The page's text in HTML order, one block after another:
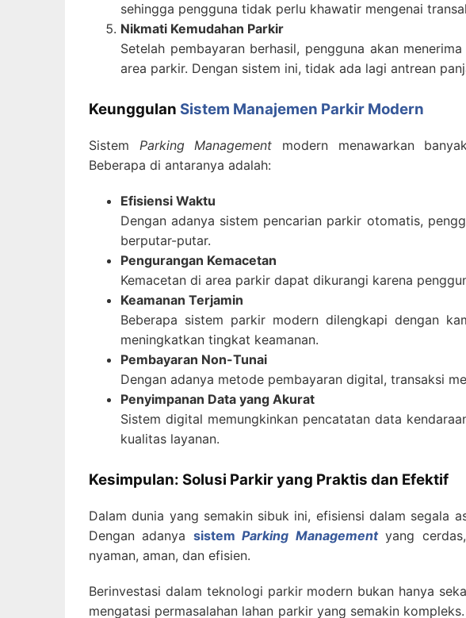
sehingga pengguna tidak perlu khawatir mengenai
Nikmati Kemudahan Parkir
Setelah pembayaran berhasil, pengguna akan
area parkir. Dengan sistem ini, tidak ada lagi antrean
Keunggulan Sistem Manajemen Parkir Modern
Sistem Parking Management modern menawarkan
Beberapa di antaranya adalah:
Efisiensi Waktu
Dengan adanya sistem pencarian parkir otomatis,
berputar-putar.
Pengurangan Kemacetan
Kemacetan di area parkir dapat dikurangi karena
Keamanan Terjamin
Beberapa sistem parkir modern dilengkapi dengan
meningkatkan tingkat keamanan.
Pembayaran Non-Tunai
Dengan adanya metode pembayaran digital, transaksi
Penyimpanan Data yang Akurat
Sistem digital memungkinkan pencatatan data
kualitas layanan.
Kesimpulan: Solusi Parkir yang Praktis dan Efektif
Dalam dunia yang semakin sibuk ini, efisiensi dalam segala
Dengan adanya sistemParking Managementyang
nyaman, aman, dan efisien.
Berinvestasi dalam teknologi parkir modern bukan hanya
mengatasi permasalahan lahan parkir yang semakin